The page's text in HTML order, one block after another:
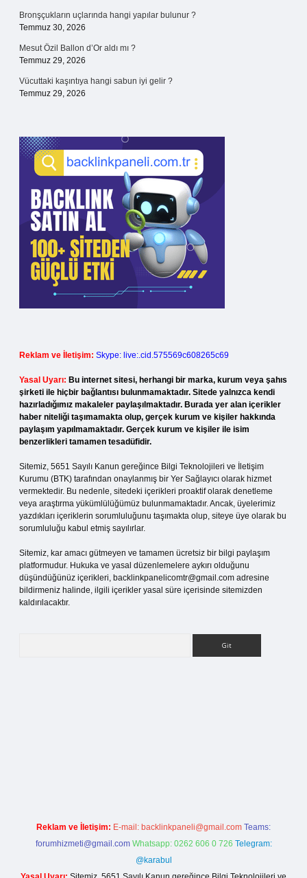
Bronşçukların uçlarında hangi yapılar bulunur ?
Temmuz 30, 2026
Mesut Özil Ballon d’Or aldı mı ?
Temmuz 29, 2026
Vücuttaki kaşıntıya hangi sabun iyi gelir ?
Temmuz 29, 2026
Reklam ve İletişim: Skype: live:.cid.575569c608265c69
Yasal Uyarı: Bu internet sitesi, herhangi bir marka, kurum veya şahıs
şirketi ile hiçbir bağlantısı bulunmamaktadır. Sitede yalnızca kendi
hazırladığımız makaleler paylaşılmaktadır. Burada yer alan içerikler
haber niteliği taşımamakta olup, gerçek kurum ve kişiler hakkında
paylaşım yapılmamaktadır. Gerçek kurum ve kişiler ile isim
benzerlikleri tamamen tesadüfidir.
Sitemiz, 5651 Sayılı Kanun gereğince Bilgi Teknolojileri ve İletişim
Kurumu (BTK) tarafından onaylanmış bir Yer Sağlayıcı olarak hizmet
vermektedir. Bu nedenle, sitedeki içerikleri proaktif olarak denetleme
veya araştırma yükümlülüğümüz bulunmamaktadır. Ancak, üyelerimiz
yazdıkları içeriklerin sorumluluğunu taşımakta olup, siteye üye olarak bu
sorumluluğu kabul etmiş sayılırlar.
Sitemiz, kar amacı gütmeyen ve tamamen ücretsiz bir bilgi paylaşım
platformudur. Hukuka ve yasal düzenlemelere aykırı olduğunu
düşündüğünüz içerikleri, backlinkpanelicomtr@gmail.com adresine
bildirmeniz halinde, ilgili içerikler yasal süre içerisinde sitemizden
kaldırılacaktır.
Reklam ve İletişim: E-mail: backlinkpaneli@gmail.com Teams:
forumhizmeti@gmail.com Whatsapp: 0262 606 0 726 Telegram:
@karabul